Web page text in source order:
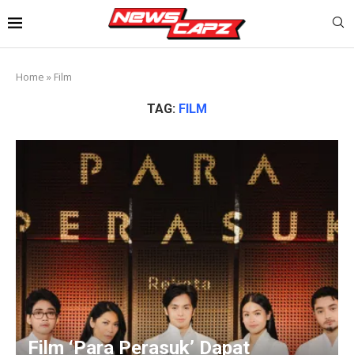
Home » Film
TAG: FILM
Film ‘Para Perasuk’ Dapat